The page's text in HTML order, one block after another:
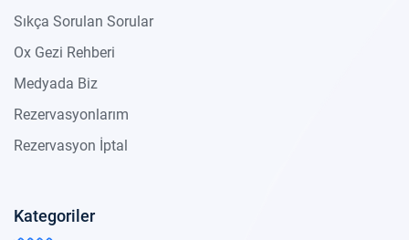
Sıkça Sorulan Sorular
Ox Gezi Rehberi
Medyada Biz
Rezervasyonlarım
Rezervasyon İptal
Kategoriler